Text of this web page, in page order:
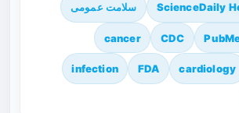
ScienceDaily سلامت عمومی
CDC
cancer
cardiology
FDA
infection